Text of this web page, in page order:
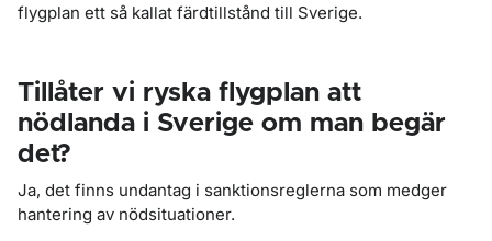
flygplan ett så kallat färdtillstånd till Sverige.
Tillåter vi ryska flygplan att
nödlanda i Sverige om man begär
det?
Ja, det finns undantag i sanktionsreglerna som medger
hantering av nödsituationer.